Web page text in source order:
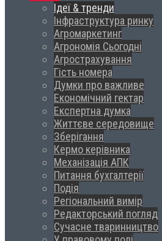
Ідеї & тренди
Інфраструктура ринку
Агромаркетинг
Агрономія Сьогодні
Агрострахування
Гість номера
Думки про важливе
Економічний гектар
Експертна думка
Життєве середовище
Зберігання
Кермо керівника
Механізація АПК
Питання бухгалтерії
Подія
Регіональний вимір
Редакторський погляд
Сучасне тваринництво